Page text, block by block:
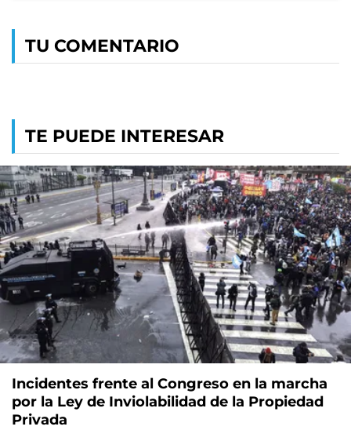
TU COMENTARIO
TE PUEDE INTERESAR
Incidentes frente al Congreso en la marcha
por la Ley de Inviolabilidad de la Propiedad
Privada